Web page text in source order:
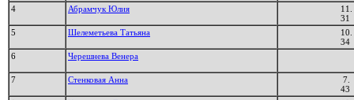
4
Абрамчук Юлия
11.
31
5
Шелеметьева Татьяна
10.
34
6
Черешнева Венера
7 Стенковая Анна
7.
43